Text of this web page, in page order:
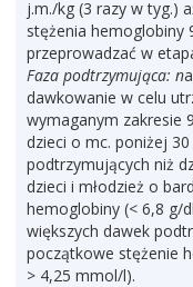
j.m./kg (3 razy w tyg.)
stężenia hemoglobiny
przeprowadzać w
Faza podtrzymująca: n
dawkowanie w celu
wymaganym zakresie
dzieci o mc. poniżej
podtrzymujących niż
dzieci i młodzież o
hemoglobiny (< 6,8 g/
większych dawek
początkowe stężenie
> 4,25 mmol/l).